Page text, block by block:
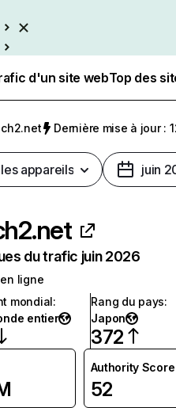
d'un site webTop des
Dernière mise à jour :
appareils juin
du trafic juin 2026
ligne
mondial:
entier
Rang du pays:
Japon
372
Authority Score
52